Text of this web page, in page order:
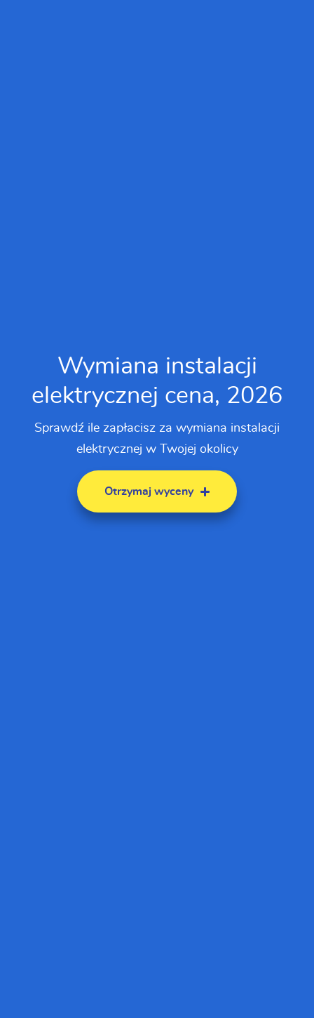
Wymiana instalacji
elektrycznej cena, 2026
Sprawdź ile zapłacisz za wymiana instalacji
elektrycznej w Twojej okolicy
Otrzymaj wyceny